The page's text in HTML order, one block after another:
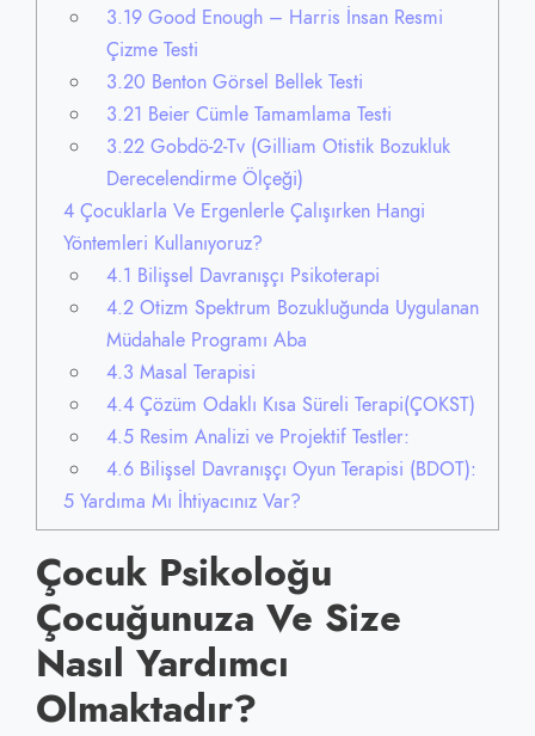
3.19 Good Enough – Harris İnsan Resmi
Çizme Testi
3.20 Benton Görsel Bellek Testi
3.21 Beier Cümle Tamamlama Testi
3.22 Gobdö-2-Tv (Gilliam Otistik Bozukluk
Derecelendirme Ölçeği)
4 Çocuklarla Ve Ergenlerle Çalışırken Hangi
Yöntemleri Kullanıyoruz?
4.1 Bilişsel Davranışçı Psikoterapi
4.2 Otizm Spektrum Bozukluğunda Uygulanan
Müdahale Programı Aba
4.3 Masal Terapisi
4.4 Çözüm Odaklı Kısa Süreli Terapi(ÇOKST)
4.5 Resim Analizi ve Projektif Testler:
4.6 Bilişsel Davranışçı Oyun Terapisi (BDOT):
5 Yardıma Mı İhtiyacınız Var?
Çocuk Psikoloğu
Çocuğunuza Ve Size
Nasıl Yardımcı
Olmaktadır?